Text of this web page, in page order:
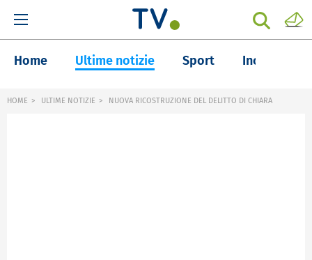
Home Ultime notizie Sport Inchieste
HOME ULTIME NOTIZIE NUOVA RICOSTRUZIONE DEL DELITTO DI CHIARA